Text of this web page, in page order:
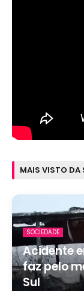
MAIS VISTO DA
SOCIEDADE
Acidente
faz pelo
Sul